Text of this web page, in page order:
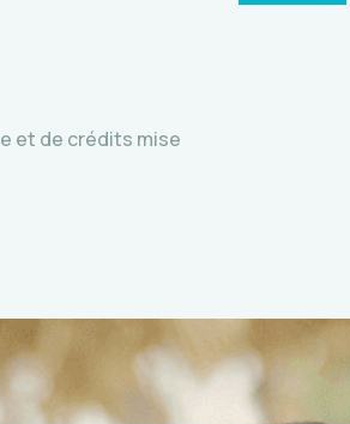
et de crédits mise